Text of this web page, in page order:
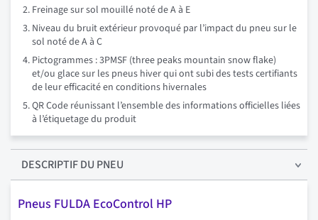
Freinage sur sol mouillé noté de A à E
Niveau du bruit extérieur provoqué par l’impact du pneu sur le
sol noté de A à C
Pictogrammes : 3PMSF (three peaks mountain snow flake)
et/ou glace sur les pneus hiver qui ont subi des tests certifiants
de leur efficacité en conditions hivernales
QR Code réunissant l’ensemble des informations officielles liées
à l’étiquetage du produit
DESCRIPTIFDU PNEU
Pneus FULDA EcoControl HP